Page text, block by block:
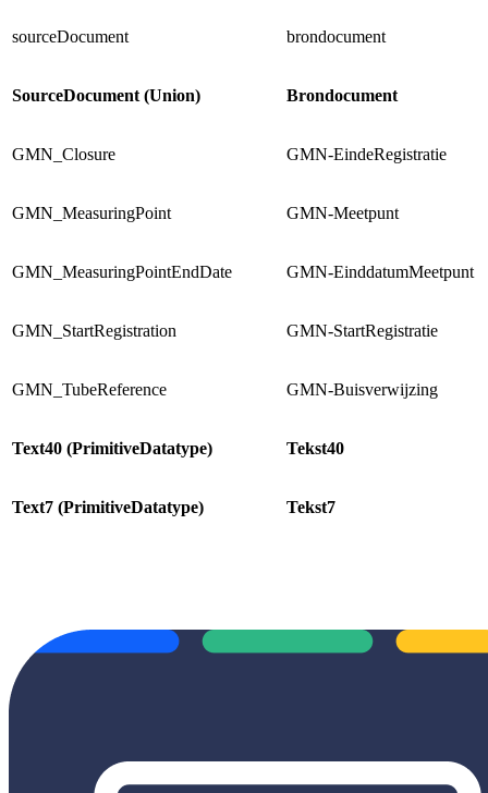
sourceDocument brondocument
SourceDocument (Union) Brondocument
GMN_Closure GMN-EindeRegistratie
GMN_MeasuringPoint GMN-Meetpunt
GMN_MeasuringPointEndDate GMN-EinddatumMeetpunt
GMN_StartRegistration GMN-StartRegistratie
GMN_TubeReference GMN-Buisverwijzing
Text40 (PrimitiveDatatype) Tekst40
Text7 (PrimitiveDatatype) Tekst7